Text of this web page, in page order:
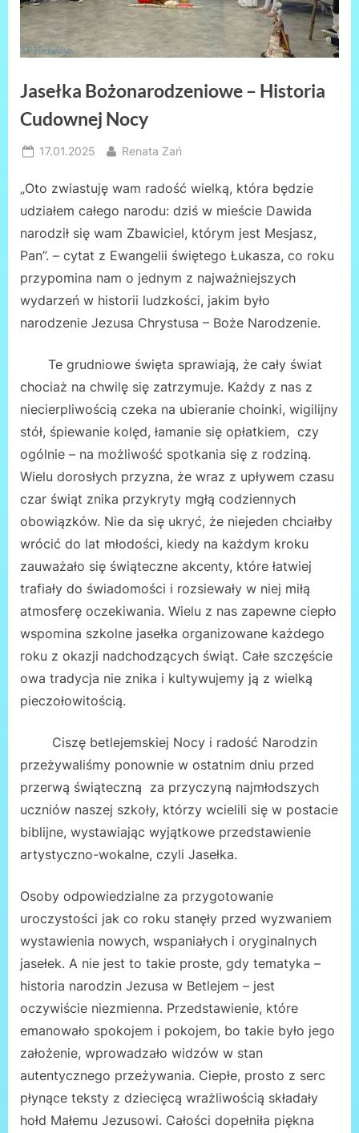
Jasełka Bożonarodzeniowe – Historia
Cudownej Nocy
Posted
17.01.2025 By
Renata Zań
„Oto zwiastuję wam radość wielką, która będzie
udziałem całego narodu: dziś w mieście Dawida
narodził się wam Zbawiciel, którym jest Mesjasz,
Pan”. – cytat z Ewangelii świętego Łukasza, co roku
przypomina nam o jednym z najważniejszych
wydarzeń w historii ludzkości, jakim było
narodzenie Jezusa Chrystusa – Boże Narodzenie.
Te grudniowe święta sprawiają, że cały świat
chociaż na chwilę się zatrzymuje. Każdy z nas z
niecierpliwością czeka na ubieranie choinki, wigilijny
stół, śpiewanie kolęd, łamanie się opłatkiem, czy
ogólnie – na możliwość spotkania się z rodziną.
Wielu dorosłych przyzna, że wraz z upływem czasu
czar świąt znika przykryty mgłą codziennych
obowiązków. Nie da się ukryć, że niejeden chciałby
wrócić do lat młodości, kiedy na każdym kroku
zauważało się świąteczne akcenty, które łatwiej
trafiały do świadomości i rozsiewały w niej miłą
atmosferę oczekiwania. Wielu z nas zapewne ciepło
wspomina szkolne jasełka organizowane każdego
roku z okazji nadchodzących świąt. Całe szczęście
owa tradycja nie znika i kultywujemy ją z wielką
pieczołowitością.
Ciszę betlejemskiej Nocy i radość Narodzin
przeżywaliśmy ponownie w ostatnim dniu przed
przerwą świąteczną za przyczyną najmłodszych
uczniów naszej szkoły, którzy wcielili się w postacie
biblijne, wystawiając wyjątkowe przedstawienie
artystyczno-wokalne, czyli Jasełka.
Osoby odpowiedzialne za przygotowanie
uroczystości jak co roku stanęły przed wyzwaniem
wystawienia nowych, wspaniałych i oryginalnych
jasełek. A nie jest to takie proste, gdy tematyka –
historia narodzin Jezusa w Betlejem – jest
oczywiście niezmienna. Przedstawienie, które
emanowało spokojem i pokojem, bo takie było jego
założenie, wprowadzało widzów w stan
autentycznego przeżywania. Ciepłe, prosto z serc
płynące teksty z dziecięcą wrażliwością składały
hołd Małemu Jezusowi. Całości dopełniła piękna